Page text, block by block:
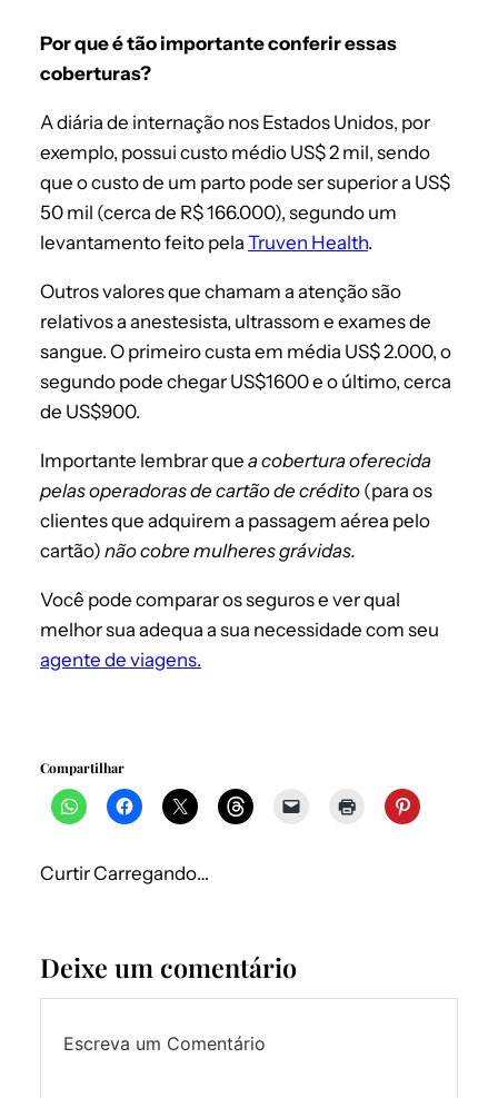
Por que é tão importante conferir essas
coberturas?
A diária de internação nos Estados Unidos, por
exemplo, possui custo médio US$ 2 mil, sendo
que o custo de um parto pode ser superior a US$
50 mil (cerca de R$ 166.000), segundo um
levantamento feito pela Truven Health.
Outros valores que chamam a atenção são
relativos a anestesista, ultrassom e exames de
sangue. O primeiro custa em média US$ 2.000, o
segundo pode chegar US$1600 e o último, cerca
de US$900.
Importante lembrar que a cobertura oferecida
pelas operadoras de cartão de crédito (para os
clientes que adquirem a passagem aérea pelo
cartão) não cobre mulheres grávidas.
Você pode comparar os seguros e ver qual
melhor sua adequa a sua necessidade com seu
agente de viagens.
Compartilhar
CurtirCarregando…
Deixe um comentário
Escreva um Comentário